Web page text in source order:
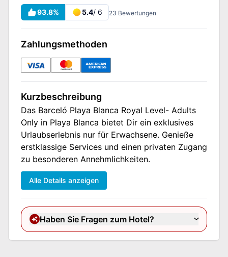
93.8% 5.4/ 6 23 Bewertungen
Zahlungsmethoden
Kurzbeschreibung
Das Barceló Playa Blanca Royal Level- Adults
Only in Playa Blanca bietet Dir ein exklusives
Urlaubserlebnis nur für Erwachsene. Genieße
erstklassige Services und einen privaten Zugang
zu besonderen Annehmlichkeiten.
Alle Details anzeigen
Haben Sie Fragen zum Hotel?